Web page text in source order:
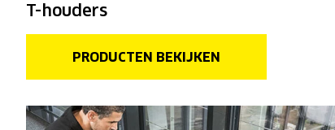
T-houders
PRODUCTEN BEKIJKEN